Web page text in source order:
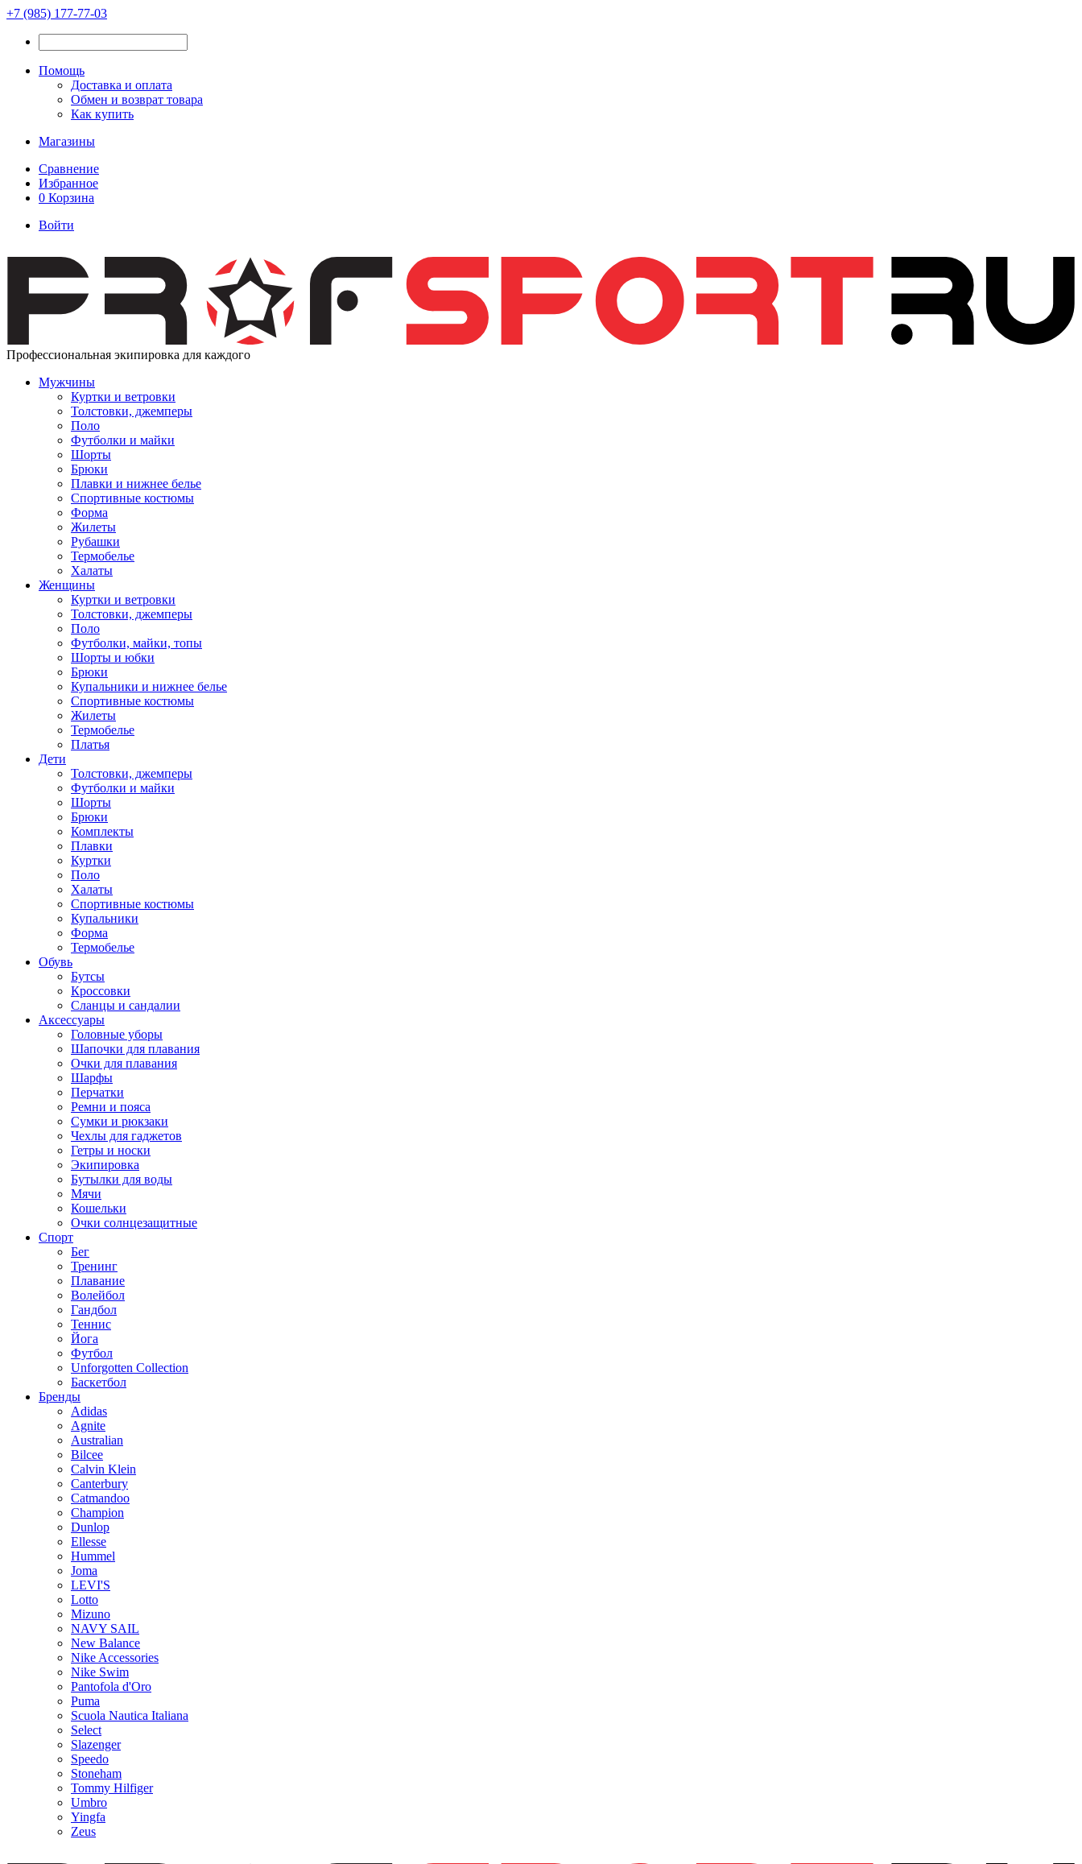
+7 (985) 177-77-03
Помощь
Доставка и оплата
Обмен и возврат товара
Как купить
Магазины
Сравнение
Избранное
0 Корзина
Войти
Профессиональная экипировка для каждого
Мужчины
Куртки и ветровки
Толстовки, джемперы
Поло
Футболки и майки
Шорты
Брюки
Плавки и нижнее белье
Спортивные костюмы
Форма
Жилеты
Рубашки
Термобелье
Халаты
Женщины
Куртки и ветровки
Толстовки, джемперы
Поло
Футболки, майки, топы
Шорты и юбки
Брюки
Купальники и нижнее белье
Спортивные костюмы
Жилеты
Термобелье
Платья
Дети
Толстовки, джемперы
Футболки и майки
Шорты
Брюки
Комплекты
Плавки
Куртки
Поло
Халаты
Спортивные костюмы
Купальники
Форма
Термобелье
Обувь
Бутсы
Кроссовки
Сланцы и сандалии
Аксессуары
Головные уборы
Шапочки для плавания
Очки для плавания
Шарфы
Перчатки
Ремни и пояса
Сумки и рюкзаки
Чехлы для гаджетов
Гетры и носки
Экипировка
Бутылки для воды
Мячи
Кошельки
Очки солнцезащитные
Спорт
Бег
Тренинг
Плавание
Волейбол
Гандбол
Теннис
Йога
Футбол
Unforgotten Collection
Баскетбол
Бренды
Adidas
Agnite
Australian
Bilcee
Calvin Klein
Canterbury
Catmandoo
Champion
Dunlop
Ellesse
Hummel
Joma
LEVI'S
Lotto
Mizuno
NAVY SAIL
New Balance
Nike Accessories
Nike Swim
Pantofola d'Oro
Puma
Scuola Nautica Italiana
Select
Slazenger
Speedo
Stoneham
Tommy Hilfiger
Umbro
Yingfa
Zeus